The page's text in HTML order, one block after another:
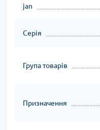
jan
Серія
Група товарів
Призначення